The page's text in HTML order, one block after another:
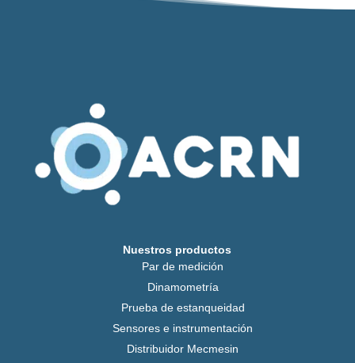
Nuestros productos
Par de medición
Dinamometría
Prueba de estanqueidad
Sensores e instrumentación
Distribuidor Mecmesin